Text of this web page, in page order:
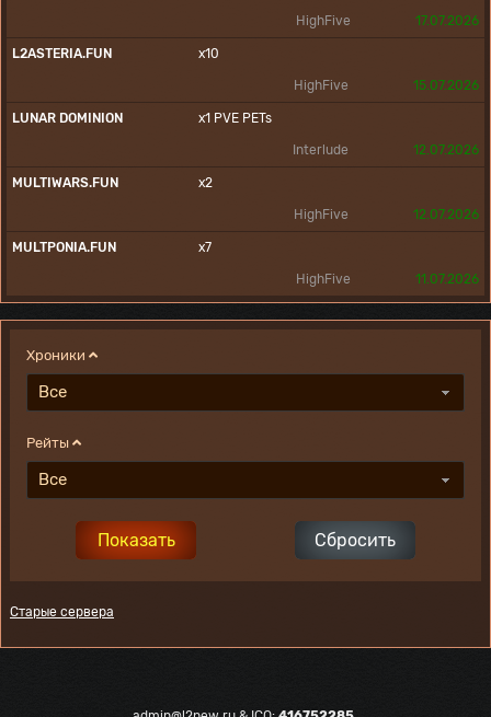
HighFive 17.07.2026
L2ASTERIA.FUN x10
HighFive 15.07.2026
LUNAR DOMINION x1 PVE PETs
Interlude 12.07.2026
MULTIWARS.FUN x2
HighFive 12.07.2026
MULTPONIA.FUN x7
HighFive 11.07.2026
Хроники
Все
Рейты
Все
Старые сервера